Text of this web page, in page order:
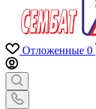
Отложенные 0